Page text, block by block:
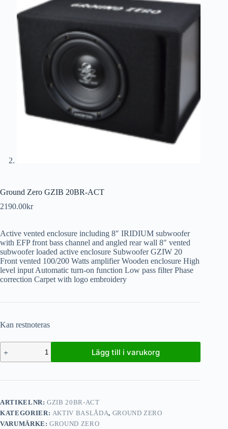
Ground Zero GZIB 20BR-ACT
2190.00kr
Active vented enclosure including 8″ IRIDIUM subwoofer
with EFP front bass channel and angled rear wall 8″ vented
subwoofer loaded active enclosure Subwoofer GZIW 20
Front vented 100/200 Watts amplifier Wooden enclosure High
level input Automatic turn-on function Low pass filter Phase
correction Carpet with logo embroidery
Kan restnoteras
Lägg till i varukorg
ARTIKELNR:GZIB 20BR-ACT
KATEGORIER: AKTIV BASLÅDA, GROUND ZERO
VARUMÄRKE:GROUND ZERO